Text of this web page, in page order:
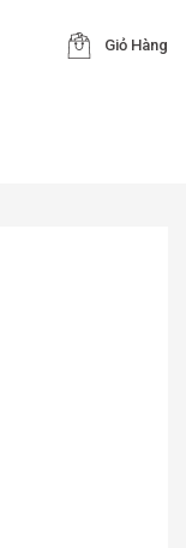
Giỏ Hàng